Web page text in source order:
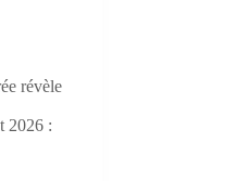
révèle
2026 :